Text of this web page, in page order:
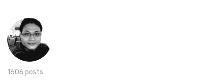
1606 posts